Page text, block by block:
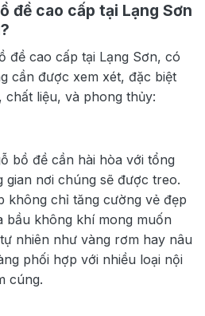
đề cao cấp tại Lạng Sơn
đề cao cấp tại Lạng Sơn, có
cần được xem xét, đặc biệt
chất liệu, và phong thủy:
bồ đề cần hài hòa với tổng
gian nơi chúng sẽ được treo.
không chỉ tăng cường vẻ đẹp
bầu không khí mong muốn
nhiên như vàng rơm hay nâu
phối hợp với nhiều loại nội
cúng.